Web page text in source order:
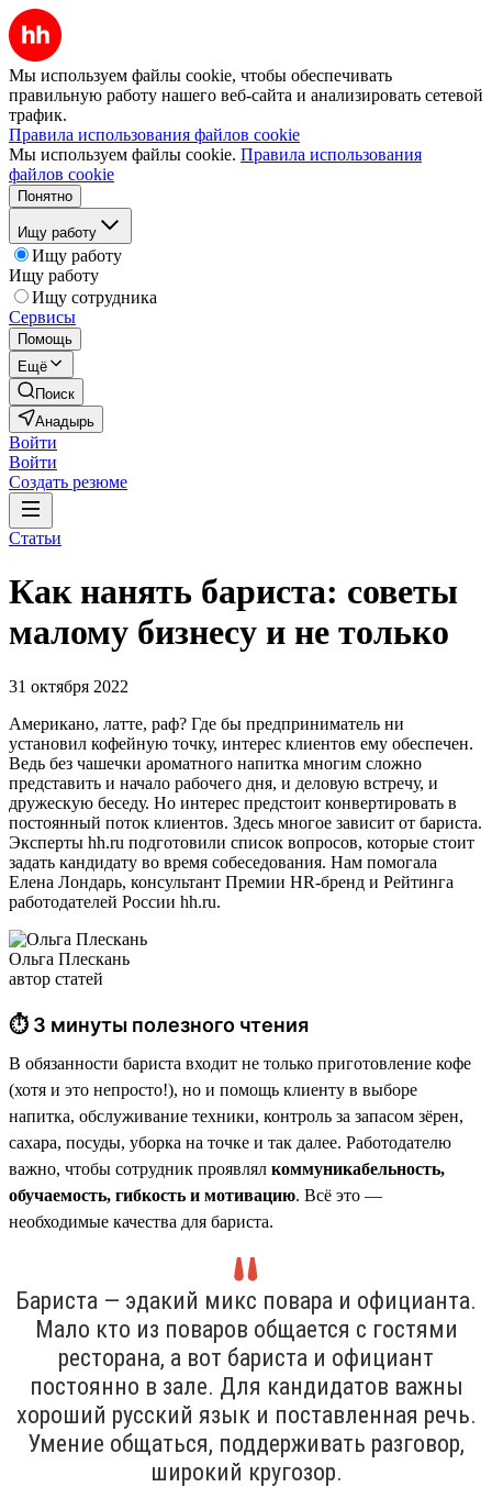
Мы используем файлы cookie, чтобы обеспечивать
правильную работу нашего веб-сайта и анализировать сетевой
трафик.
Правила использования файлов cookie
Мы используем файлы cookie. Правила использования
файлов cookie
Понятно
Ищу работу
Ищу работу
Ищу работу
Ищу сотрудника
Сервисы
Помощь
Ещё
Поиск
Анадырь
Войти
Войти
Создать резюме
Статьи
Как нанять бариста: советы
малому бизнесу и не только
31 октября 2022
Американо, латте, раф? Где бы предприниматель ни
установил кофейную точку, интерес клиентов ему обеспечен.
Ведь без чашечки ароматного напитка многим сложно
представить и начало рабочего дня, и деловую встречу, и
дружескую беседу. Но интерес предстоит конвертировать в
постоянный поток клиентов. Здесь многое зависит от бариста.
Эксперты hh.ru подготовили список вопросов, которые стоит
задать кандидату во время собеседования. Нам помогала
Елена Лондарь, консультант Премии HR-бренд и Рейтинга
работодателей России hh.ru.
Ольга Плескань
автор статей
⏱ 3 минуты полезного чтения
В обязанности бариста входит не только приготовление кофе
(хотя и это непросто!), но и помощь клиенту в выборе
напитка, обслуживание техники, контроль за запасом зёрен,
сахара, посуды, уборка на точке и так далее. Работодателю
важно, чтобы сотрудник проявлял коммуникабельность,
обучаемость, гибкость и мотивацию. Всё это —
необходимые качества для бариста.
Бариста — эдакий микс повара и официанта.
Мало кто из поваров общается с гостями
ресторана, а вот бариста и официант
постоянно в зале. Для кандидатов важны
хороший русский язык и поставленная речь.
Умение общаться, поддерживать разговор,
широкий кругозор.